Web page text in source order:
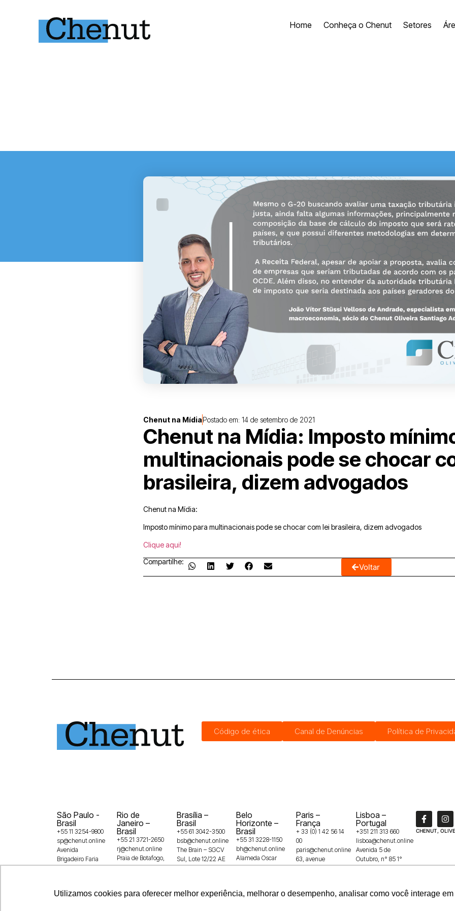
Utilizamos cookies para oferecer melhor experiência, melhorar o desempenho, analisar como você interage
Home Conheça o Chenut Setores
Chenut na MídiaPostado em: 14 de setembro de 2021
Chenut na Mídia: Imposto
multinacionais pode se chocar
brasileira, dizem advogados
Chenut na Mídia:
Imposto mínimo para multinacionais pode se chocar com lei brasileira, dizem advogados
Clique aqui!
Compartilhe:
Voltar
Código de ética Canal de Denúncias Política de
São Paulo -
Brasil
+55 11 3254-9800
sp@chenut.online
Avenida
Brigadeiro Faria
Lima, 3729,
04538-905
Rio de
Janeiro –
Brasil
+55 21 3721-2650
rj@chenut.online
Praia de Botafogo,
228 – 16º andar –
Brasília –
Brasil
+55 61 3042-3500
bsb@chenut.online
The Brain – SGCV
Sul, Lote 12/22 AE
Shopping Casa
71215-100
Belo
Horizonte –
Brasil
+55 31 3228-1150
bh@chenut.online
Alameda Oscar
Niemeyer, 132 –
Paris –
França
+ 33 (0) 1 42 56 14
00
paris@chenut.online
63, avenue
Franklin Roosevelt
Lisboa –
Portugal
+351 211 313 660
lisboa@chenut.online
Avenida 5 de
Outubro, n° 85 1°
andar
CHENUT,